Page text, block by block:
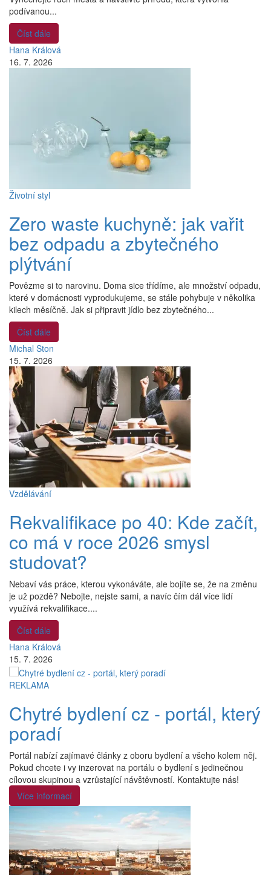
podívanou...
Číst dále
Hana Králová
16. 7. 2026
Životní styl
Zero waste kuchyně: jak vařit
bez odpadu a zbytečného
plýtvání
Povězme si to narovinu. Doma sice třídíme, ale množství odpadu,
které v domácnosti vyprodukujeme, se stále pohybuje v několika
kilech měsíčně. Jak si připravit jídlo bez zbytečného...
Číst dále
Michal Ston
15. 7. 2026
Vzdělávání
Rekvalifikace po 40: Kde začít,
co má v roce 2026 smysl
studovat?
Nebaví vás práce, kterou vykonáváte, ale bojíte se, že na změnu
je už pozdě? Nebojte, nejste sami, a navíc čím dál více lidí
využívá rekvalifikace....
Číst dále
Hana Králová
15. 7. 2026
REKLAMA
Chytré bydlení cz - portál, který
poradí
Portál nabízí zajímavé články z oboru bydlení a všeho kolem něj.
Pokud chcete i vy inzerovat na portálu o bydlení s jedinečnou
cílovou skupinou a vzrůstající návštěvností. Kontaktujte nás!
Více informací